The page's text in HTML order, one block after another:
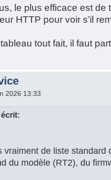
le plus efficace est de
HTTP pour voir s’il
tout fait, il faut
2026 13:33
vraiment de liste
du modèle (RT2), du